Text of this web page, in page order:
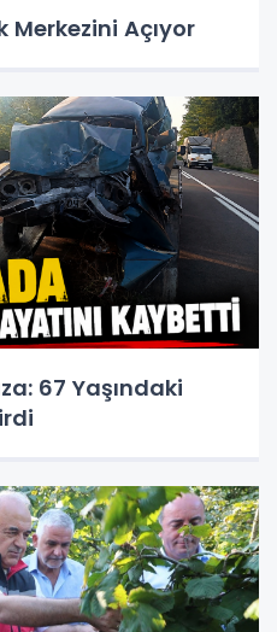
Merkezini Açıyor
67 Yaşındaki